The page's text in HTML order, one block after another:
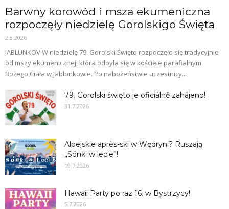
Barwny korowód i msza ekumeniczna
rozpoczęły niedzielę Gorolskigo Święta
2.8.2026
JABLUNKOV W niedzielę 79. Gorolski Święto rozpoczęło się tradycyjnie
od mszy ekumenicznej, która odbyła się w kościele parafialnym
Bożego Ciała w Jabłonkowie. Po nabożeństwie uczestnicy...
79. Gorolski święto je oficiálně zahájeno!
31.7.2026
Alpejskie après-ski w Wędryni? Ruszają
„Sónki w lecie”!
19.7.2026
Hawaii Party po raz 16. w Bystrzycy!
5.7.2026